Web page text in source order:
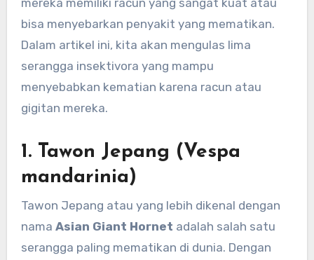
mereka memiliki racun yang sangat kuat atau
bisa menyebarkan penyakit yang mematikan.
Dalam artikel ini, kita akan mengulas lima
serangga insektivora yang mampu
menyebabkan kematian karena racun atau
gigitan mereka.
1. Tawon Jepang (Vespa
mandarinia)
Tawon Jepang atau yang lebih dikenal dengan
nama Asian Giant Hornet adalah salah satu
serangga paling mematikan di dunia. Dengan